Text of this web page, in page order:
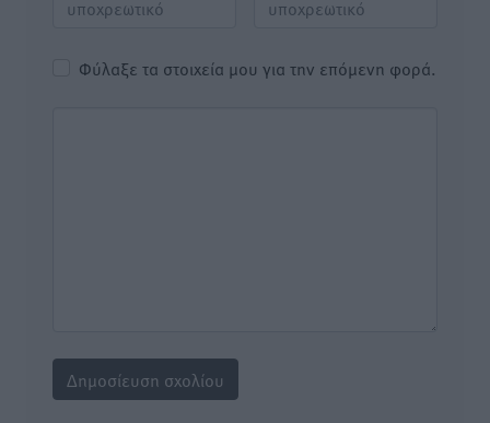
Φύλαξε τα στοιχεία μου για την επόμενη φορά.